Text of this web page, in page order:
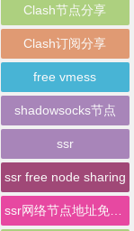
Clash节点分享
Clash订阅分享
free vmess
shadowsocks节点
ssr
ssr free node sharing
ssr网络节点地址免费分享